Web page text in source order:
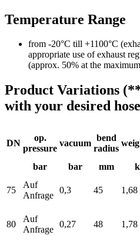
Temperature Range
from -20°C till +1100°C
appropriate use of exhaust
(approx. 50% at the
Product Variations
with your desired
DN
op.
pressure
vacuum
bend
radius
bar
bar mm
75
Auf
Anfrage
0,3 45 1,68
80
Auf
Anfrage
0,27 48 1,78